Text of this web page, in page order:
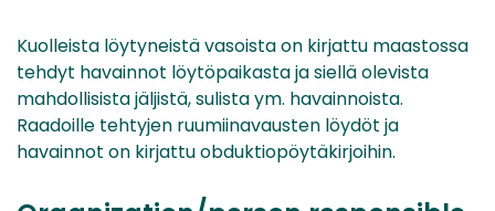
Kuolleista löytyneistä vasoista on kirjattu maastossa
tehdyt havainnot löytöpaikasta ja siellä olevista
mahdollisista jäljistä, sulista ym. havainnoista.
Raadoille tehtyjen ruumiinavausten löydöt ja
havainnot on kirjattu obduktiopöytäkirjoihin.